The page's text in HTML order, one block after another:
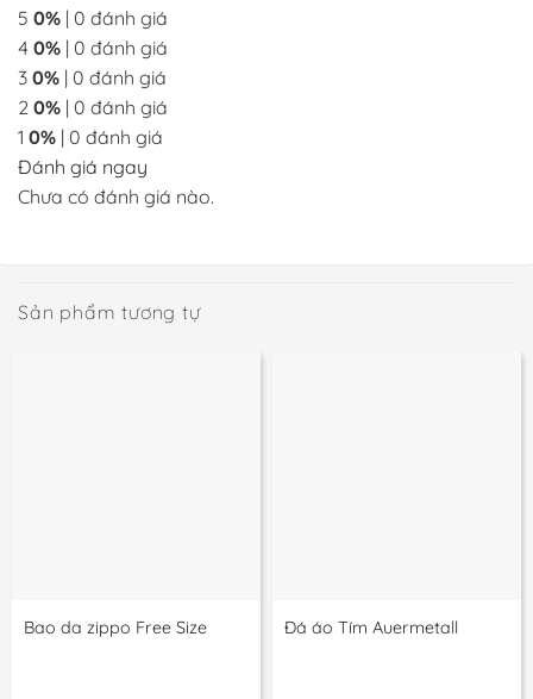
5 0% | 0 đánh giá
4 0% | 0 đánh giá
3 0% | 0 đánh giá
2 0% | 0 đánh giá
1 0% | 0 đánh giá
Đánh giá ngay
Chưa có đánh giá nào.
Sản phẩm tương tự
Bao da zippo Free Size Đá áo Tím Auermetall